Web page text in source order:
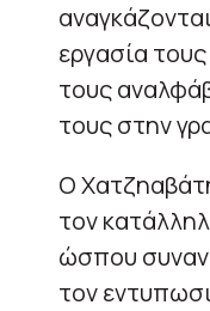
εργασία
τους
τους στην
Ο
τον
ώσπου
τον